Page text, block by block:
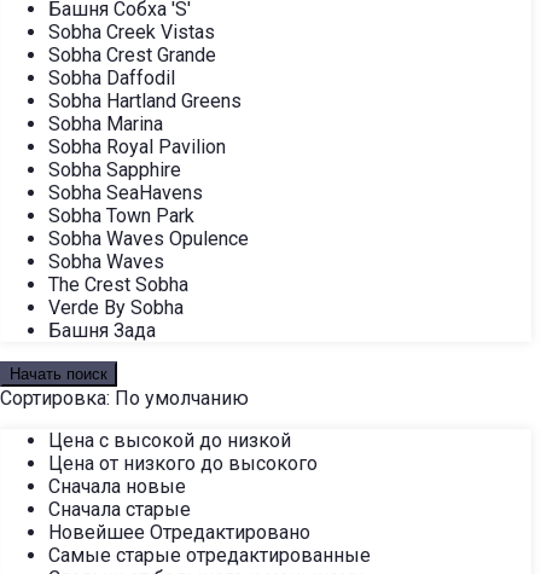
Башня Собха 'S'
Sobha Creek Vistas
Sobha Crest Grande
Sobha Daffodil
Sobha Hartland Greens
Sobha Marina
Sobha Royal Pavilion
Sobha Sapphire
Sobha SeaHavens
Sobha Town Park
Sobha Waves Opulence
Sobha Waves
The Crest Sobha
Verde By Sobha
Башня Зада
Начать поиск
Сортировка: По умолчанию
Цена с высокой до низкой
Цена от низкого до высокого
Сначала новые
Сначала старые
Новейшее Отредактировано
Самые старые отредактированные